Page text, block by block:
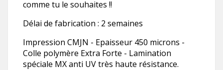
comme tu le souhaites !!
Délai de fabrication : 2 semaines
Impression CMJN - Epaisseur 450 microns -
Colle polymère Extra Forte - Lamination
spéciale MX anti UV très haute résistance.